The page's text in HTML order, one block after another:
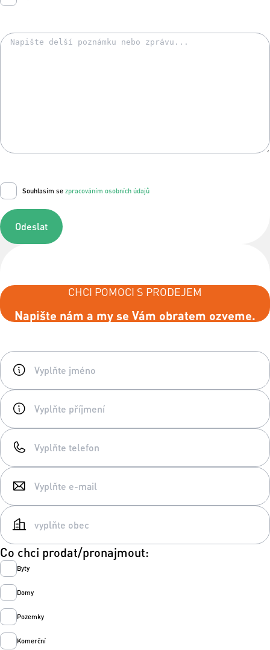
Souhlasím se zpracováním osobních údajů
Odeslat
CHCI POMOCI S PRODEJEM
Napište nám a my se Vám obratem ozveme.
Co chci prodat/pronajmout:
Byty
Domy
Pozemky
Komerční